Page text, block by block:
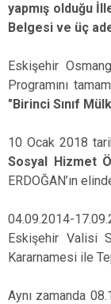
yapmış olduğu
Belgesi ve üç
Eskişehir
Programını
"Birinci Sınıf
10 Ocak 2018
Sosyal Hizmet
ERDOĞAN’ın
04.09.2014-
Eskişehir Valisi
Kararnamesi ile
Aynı zamanda